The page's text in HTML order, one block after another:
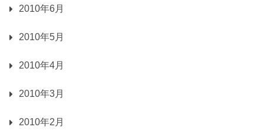
2010年6月
2010年5月
2010年4月
2010年3月
2010年2月